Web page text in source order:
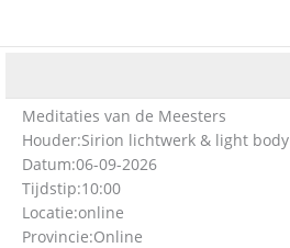
Meditaties van de Meesters
Houder:Sirion lichtwerk & light body
Datum:06-09-2026
Tijdstip:10:00
Locatie:online
Provincie:Online